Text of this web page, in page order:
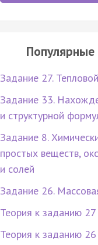
Задание 27.
Задание 33.
и структурной
Задание 8.
простых веществ,
и солей
Задание 26.
Теория к заданию 27
Теория к заданию 26